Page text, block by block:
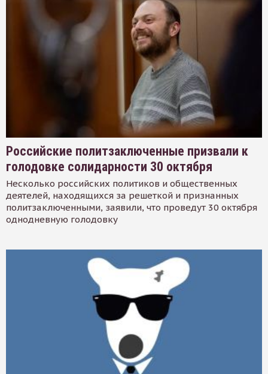
Российские политзаключенные призвали к
голодовке солидарности 30 октября
Несколько российских политиков и общественных
деятелей, находящихся за решеткой и признанных
политзаключенными, заявили, что проведут 30 октября
однодневную голодовку